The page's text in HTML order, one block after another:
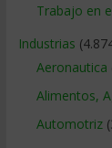
Trabajo en
Industrias
Aeronautica
Alimentos,
Automotriz